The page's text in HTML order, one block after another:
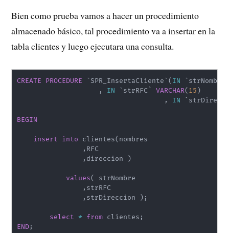
Bien como prueba vamos a hacer un procedimiento
almacenado básico, tal procedimiento va a insertar en la
tabla clientes y luego ejecutara una consulta.
CREATE PROCEDURE `SPR_InsertaCliente`( IN `strNombre
,
IN `strRFC VARCHAR( 15 )
,
IN `
BEGIN
insert into clientes( nombres
, RFC
, direccion )
values(
strNombre
, strRFC
, strDireccion ) ;
select * from clientes ;
END;